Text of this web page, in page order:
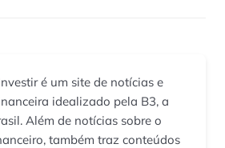
é um site de notícias e
idealizado pela B3, a
Além de notícias sobre o
também traz conteúdos